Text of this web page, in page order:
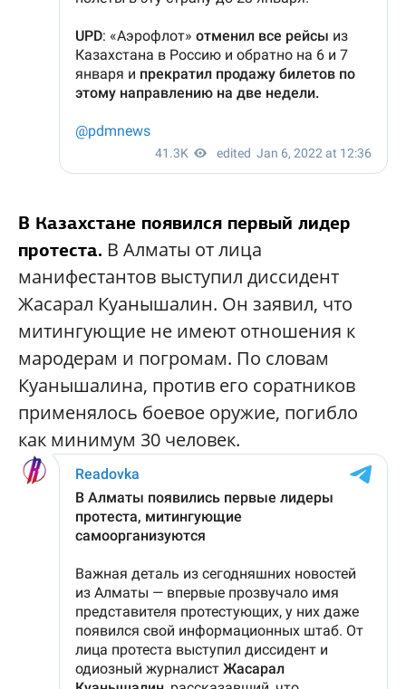
В Казахстане появился первый лидер
протеста. В Алматы от лица
манифестантов выступил диссидент
Жасарал Куанышалин. Он заявил, что
митингующие не имеют отношения к
мародерам и погромам. По словам
Куанышалина, против его соратников
применялось боевое оружие, погибло
как минимум 30 человек.